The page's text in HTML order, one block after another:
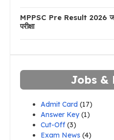
MPPSC Pre Result 2026
परीक्षा
Jobs &
Admit Card (17)
Answer Key(1)
Cut-Off(3)
Exam News (4)